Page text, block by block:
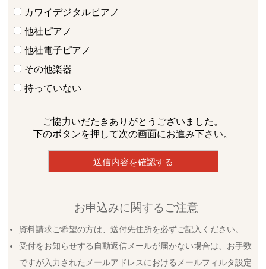
カワイデジタルピアノ
他社ピアノ
他社電子ピアノ
その他楽器
持っていない
ご協力いだたきありがとうございました。
下のボタンを押して次の画面にお進み下さい。
お申込みに関するご注意
資料請求ご希望の方は、送付先住所を必ずご記入ください。
受付をお知らせする自動返信メールが届かない場合は、お手数
ですが入力されたメールアドレスにおけるメールフィルタ設定